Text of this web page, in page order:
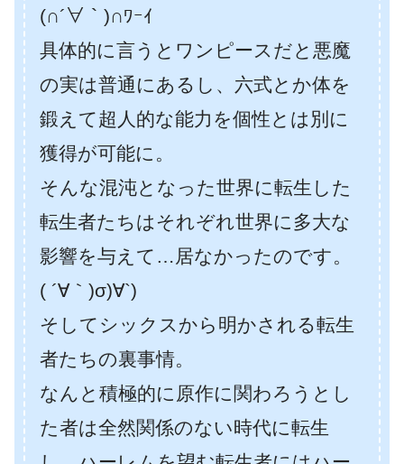
(∩´∀｀)∩ﾜｰｲ
具体的に言うとワンピースだと悪魔
の実は普通にあるし、六式とか体を
鍛えて超人的な能力を個性とは別に
獲得が可能に。
そんな混沌となった世界に転生した
転生者たちはそれぞれ世界に多大な
影響を与えて…居なかったのです。
( ´∀｀)σ)∀`)
そしてシックスから明かされる転生
者たちの裏事情。
なんと積極的に原作に関わろうとし
た者は全然関係のない時代に転生